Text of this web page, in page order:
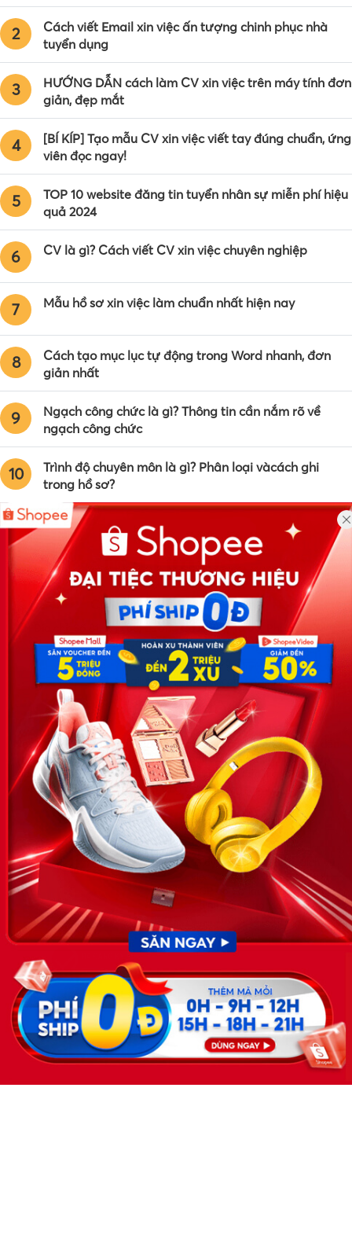
2
Cách viết Email xin việc ấn tượng chinh phục nhà
tuyển dụng
3
HƯỚNG DẪN cách làm CV xin việc trên máy tính đơn
giản, đẹp mắt
4
[BÍ KÍP] Tạo mẫu CV xin việc viết tay đúng chuẩn, ứng
viên đọc ngay!
5
TOP 10 website đăng tin tuyển nhân sự miễn phí hiệu
quả 2024
6 CV là gì? Cách viết CV xin việc chuyên nghiệp
7 Mẫu hồ sơ xin việc làm chuẩn nhất hiện nay
8
Cách tạo mục lục tự động trong Word nhanh, đơn
giản nhất
9
Ngạch công chức là gì? Thông tin cần nắm rõ về
ngạch công chức
10
Trình độ chuyên môn là gì? Phân loại vàcách ghi
trong hồ sơ?
Công ty TNHH Eyeplus Online
Địa chỉ: Số 81, ngõ 68, đường Cầu Giấy, Tổ 05, Phường Quan
Hoa, Quận Cầu Giấy, TP Hà Nội, Việt Nam
SĐT: 0981 448 766
Email:
hotro@timviec.com.vn
VỀ CHÚNG TÔI
News.timviec.com.vn là website cung cấp thông tin liên quan đến
nhân sự, nghề nghiệp do Timviec.com.vn vận hành nhằm giúp
doanh nghiệp, nhân sự tuyển dụng, người đi làm, người tìm việc
cập nhật thông tin và đáp ứng được mong muốn của mình.
KẾT NỐI
Giấy phép hoạt động dịch vụ
việc làm số 54/2019/SLĐTBXH-
GP do Sở lao động thương
binh và xã hội cấp ngày 30
tháng 12 năm 2019.